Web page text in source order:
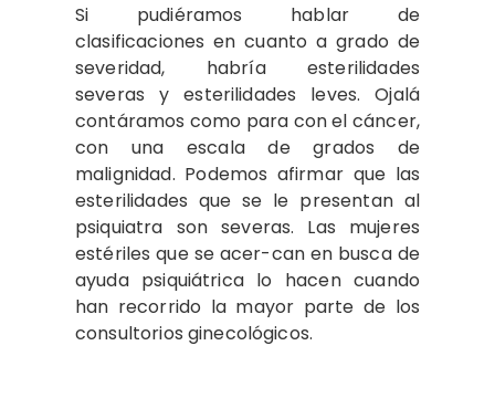
Si pudiéramos hablar de
clasificaciones en cuanto a grado de
severidad, habría esterilidades
severas y esterilidades leves. Ojalá
contáramos como para con el cáncer,
con una escala de grados de
malignidad. Podemos afirmar que las
esterilidades que se le presentan al
psiquiatra son severas. Las mujeres
estériles que se acer-can en busca de
ayuda psiquiátrica lo hacen cuando
han recorrido la mayor parte de los
consultorios ginecológicos.